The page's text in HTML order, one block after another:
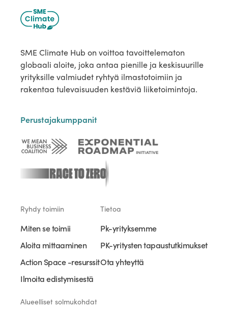
SME Climate Hub on voittoa tavoittelematon
globaali aloite, joka antaa pienille ja keskisuurille
yrityksille valmiudet ryhtyä ilmastotoimiin ja
rakentaa tulevaisuuden kestäviä liiketoimintoja.
Perustajakumppanit
Ryhdy toimiin
Miten se toimii
Aloita mittaaminen
Action Space -resurssit
Ilmoita edistymisestä
Tietoa
Pk-yrityksemme
PK-yritysten tapaustutkimukset
Ota yhteyttä
Alueelliset solmukohdat